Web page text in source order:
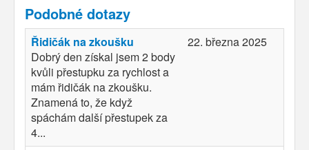
Podobné dotazy
Řidičák na zkoušku
Dobrý den získal jsem 2 body
kvůli přestupku za rychlost a
mám řidičák na zkoušku.
Znamená to, že když
spáchám další přestupek za
4...
22. března 2025